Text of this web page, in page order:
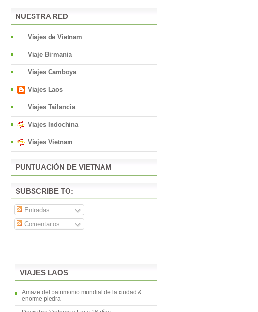
NUESTRA RED
Viajes de Vietnam
Viaje Birmania
Viajes Camboya
Viajes Laos
Viajes Tailandia
Viajes Indochina
Viajes Vietnam
PUNTUACIÓN DE VIETNAM
SUBSCRIBE TO:
Entradas
Comentarios
VIAJES LAOS
Amaze del patrimonio mundial de la ciudad &
enorme piedra